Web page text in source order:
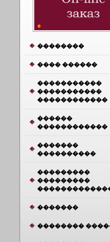
��������
���� ������
�����������
�����������
������������
������
������������
�������
����������
���������
���������
�������
��������